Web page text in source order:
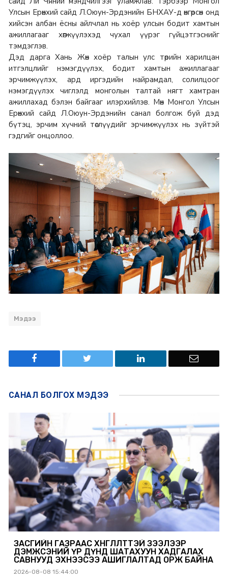
Улсын Ерөнхий сайд Л.Оюун-Эрдэнийн БНХАУ-д өнгөрсөн онд
хийсэн албан ёсны айлчлал нь хоёр улсын бодит хамтын
ажиллагааг хөгжүүлэхэд чухал үүрэг гүйцэтгэснийг
тэмдэглэв.
Дэд дарга Хань Жөн хоёр талын улс төрийн харилцан
итгэлцлийг нэмэгдүүлэх, бодит хамтын ажиллагааг
эрчимжүүлэх, ард иргэдийн найрамдал, солилцоог
нэмэгдүүлэх чиглэлд монголын талтай нягт хамтран
ажиллахад бэлэн байгааг илэрхийлэв. Мөн Монгол Улсын
Ерөнхий сайд Л.Оюун-Эрдэнийн санал болгож буй дэд
бүтэц, эрчим хүчний төслүүдийг эрчимжүүлэх нь зүйтэй
гэдгийг онцоллоо.
Мэдээ
САНАЛ БОЛГОХ МЭДЭЭ
ЗАСГИЙН ГАЗРААС ХӨНГӨЛӨЛТТЭЙ ЗЭЭЛЭЭР
ДЭМЖСЭНИЙ ҮР ДҮНД ШАТАХУУН ХАДГАЛАХ
САВНУУД ЭХНЭЭСЭЭ АШИГЛАЛТАД ОРЖ БАЙНА
2026-08-08 15:44:00